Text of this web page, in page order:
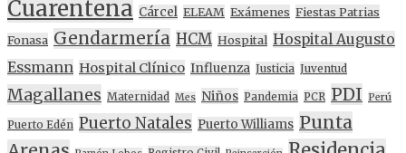
Cuarentena Cárcel ELEAM Exámenes Fiestas Patrias
Fonasa Gendarmería HCM Hospital Hospital Augusto
Essmann Hospital Clínico Influenza Justicia Juventud
Magallanes Maternidad Mes Niños Pandemia PCR PDI Perú
Puerto Edén Puerto Natales Puerto Williams Punta